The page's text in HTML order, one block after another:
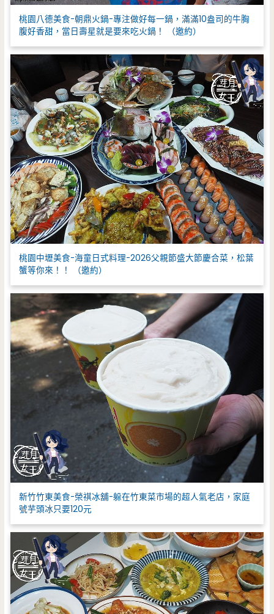
桃園八德美食-朝鼎火鍋-專注做好每一鍋，滿滿10盎司的牛胸
腹好香甜，當日壽星就是要來吃火鍋！ （邀約）
桃園中壢美食-海童日式料理-2026父親節盛大節慶合菜，松葉
蟹等你來！！ （邀約）
新竹竹東美食-榮祺冰舖-躲在竹東菜市場的超人氣老店，家庭
號芋頭冰只要120元